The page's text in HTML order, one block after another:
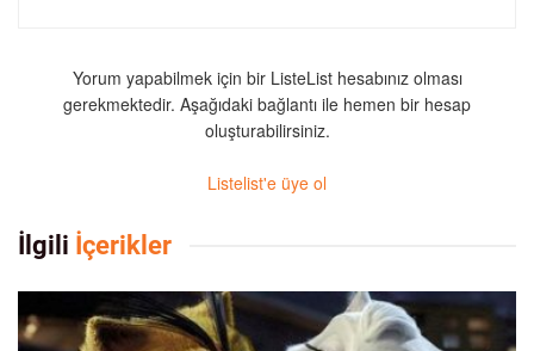
Yorum yapabilmek için bir ListeList hesabınız olması
gerekmektedir. Aşağıdaki bağlantı ile hemen bir hesap
oluşturabilirsiniz.
Listelist'e üye ol
İlgili İçerikler